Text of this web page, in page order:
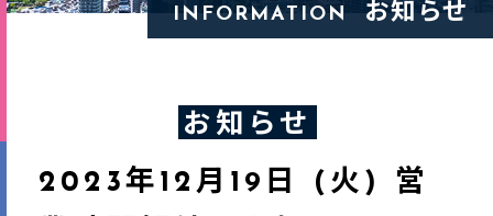
INFORMATION お知らせ
お知らせ
2023年12月19日 (火) 営